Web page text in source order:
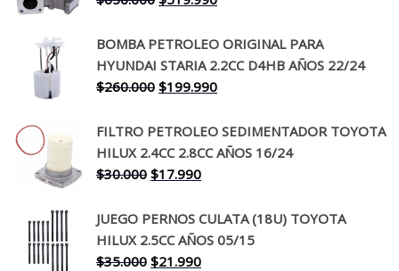
original
era:
$650.000.
actual
es:
$519.990.
BOMBA PETROLEO ORIGINAL PARA
HYUNDAI STARIA 2.2CC D4HB AÑOS 22/24
$260.000 El
original
era:
$260.000.
$199.990El
actual
es:
FILTRO PETROLEO SEDIMENTADOR TOYOTA
HILUX 2.4CC 2.8CC AÑOS 16/24
$30.000 El
original
era:
$30.000.
$17.990El
actual
es:
$17.990.
JUEGO PERNOS CULATA (18U) TOYOTA
HILUX 2.5CC AÑOS 05/15
$35.000 El
$21.990El